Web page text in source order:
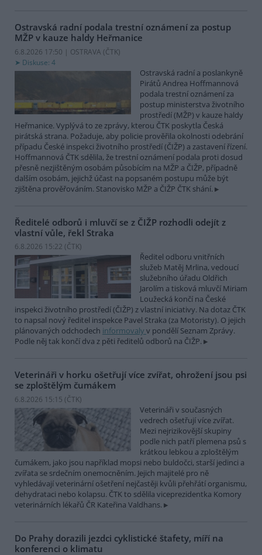
Ostravská radní podala trestní oznámení za postup
MŽP v kauze haldy Heřmanice
6.8.2026 17:50 | OSTRAVA (ČTK)
Diskuse: 4
Ostravská radní a poslankyně
Pirátů Andrea Hoffmannová
podala trestní oznámení za
postup ministerstva životního
prostředí (MŽP) v kauze haldy
Heřmanice. Vyplývá to ze zprávy, kterou ČTK poskytla Česká
pirátská strana. Požaduje, aby policie prověřila okolnosti odebrání
případu České inspekci životního prostředí (ČIŽP) a zastavení řízení.
Hoffmannová ČTK sdělila, že trestní oznámení podala proti dosud
přesně nezjištěným osobám působícím na MŽP a ČIŽP, případně
dalším osobám, jejichž účast na popsaném postupu může být
zjištěna prověřováním. Stanovisko MŽP a ČIŽP ČTK shání.
Ředitelé odborů i mluvčí se z ČIŽP rozhodli odejít z
vlastní vůle, řekl Straka
6.8.2026 15:22 (ČTK)
Ředitel odboru vnitřních
služeb Matěj Mrlina, vedoucí
služebního úřadu Oldřich
Jarolím a tisková mluvčí Miriam
Loužecká končí na České
inspekci životního prostředí (ČIŽP) z vlastní iniciativy. Na dotaz ČTK
to napsal nový ředitel inspekce Pavel Straka (za Motoristy). O jejich
plánovaných odchodech informovaly v pondělí Seznam Zprávy.
Podle něj tak končí dva z pěti ředitelů odborů na ČIŽP.
Veterináři v horku ošetřují více zvířat, ohrožení jsou psi
se zploštělým čumákem
6.8.2026 15:15 (ČTK)
Veterináři v současných
vedrech ošetřují více zvířat.
Mezi nejrizikovější skupiny
podle nich patří plemena psů s
krátkou lebkou a zploštělým
čumákem, jako jsou například mopsi nebo buldočci, starší jedinci a
zvířata se srdečním onemocněním. Jejich majitelé pro ně
vyhledávají veterinární ošetření nejčastěji kvůli přehřátí organismu,
dehydrataci nebo kolapsu. ČTK to sdělila viceprezidentka Komory
veterinárních lékařů ČR Kateřina Valdhans.
Do Prahy dorazili jezdci cyklistické štafety, míří na
konferenci o klimatu